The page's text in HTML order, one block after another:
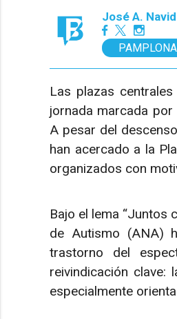
José A.
Las plazas
jornada marcada
A pesar del
han acercado a la
organizados con
Bajo el lema “Juntos
de Autismo (ANA)
trastorno del
reivindicación clave:
especialmente